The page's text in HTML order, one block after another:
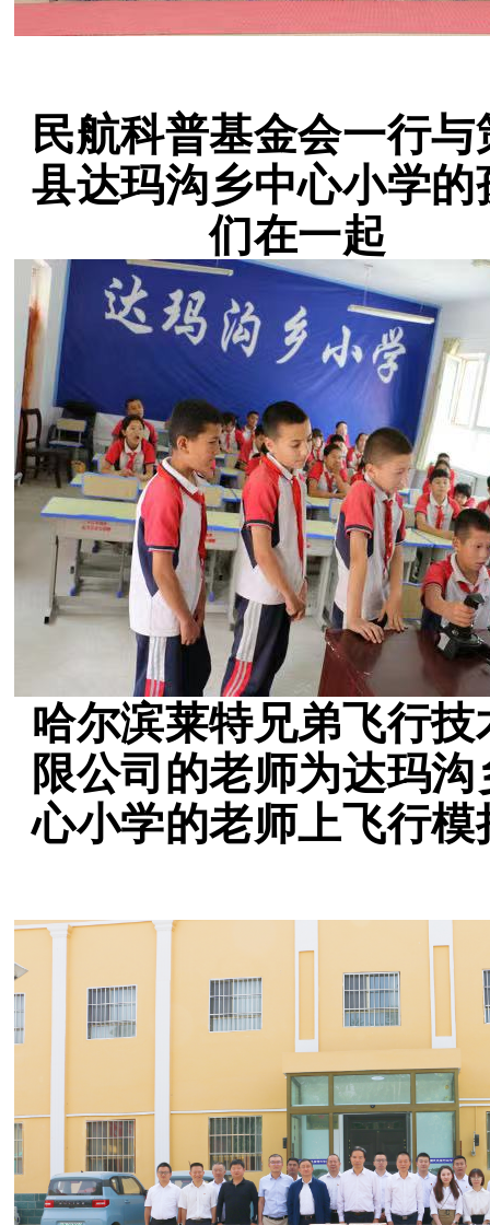
民航科普基金会一行与
县达玛沟乡中心小学的
们在一起
哈尔滨莱特兄弟飞行技
限公司的老师为达玛沟
心小学的老师上飞行模